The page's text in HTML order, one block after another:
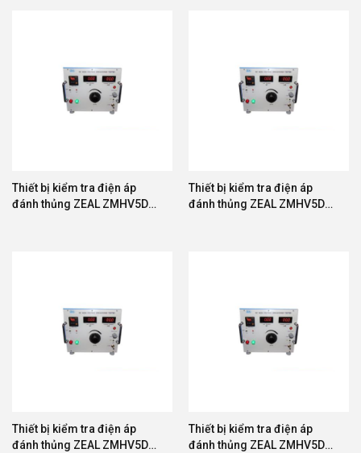
Thiết bị kiểm tra điện áp
đánh thủng ZEAL ZMHV5D-
Thiết bị kiểm tra điện áp
đánh thủng ZEAL ZMHV5D-
Thiết bị kiểm tra điện áp
đánh thủng ZEAL ZMHV5D-
Thiết bị kiểm tra điện áp
đánh thủng ZEAL ZMHV5D-